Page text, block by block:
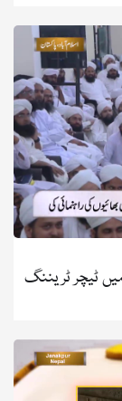
ٹیچر ٹریننگ